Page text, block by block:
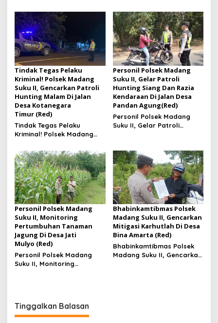
Provinsi Banten
Patroli Dan Pengecekan
Embung Di Desa Batumarta
VI
Tindak Tegas Pelaku
Kriminal! Polsek Madang
Suku II, Gencarkan Patroli
Hunting Malam Di Jalan
Desa Kotanegara
Timur (Red)
Tindak Tegas Pelaku
Kriminal! Polsek Madang
Hunting Malam Di Jalan
Desa Kotanegara Timur
Personil Polsek Madang
Suku II, Gelar Patroli
Hunting Siang Dan Razia
Kendaraan Di Jalan Desa
Pandan Agung(Red)
Personil Polsek Madang
Suku II, Gelar Patroli
Pandan Agung
Personil Polsek Madang
Suku II, Monitoring
Pertumbuhan Tanaman
Jagung Di Desa Jati
Mulyo (Red)
Personil Polsek Madang
Suku II, Monitoring
Bhabinkamtibmas Polsek
Madang Suku II, Gencarkan
Mitigasi Karhutlah Di Desa
Bina Amarta (Red)
Bhabinkamtibmas Polsek
Madang Suku II, Gencarkan
Tinggalkan Balasan